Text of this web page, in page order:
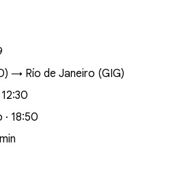
→ Río de Janeiro (GIG)
· 18:50